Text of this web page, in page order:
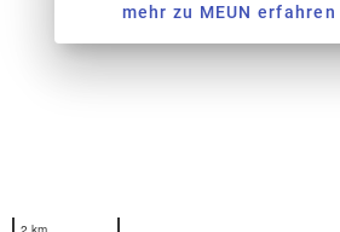
mehr zu MEUN erfahren